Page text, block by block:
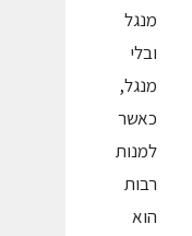
מנגל
ובלי
מנגל,
כאשר
למנות
רבות
הוא